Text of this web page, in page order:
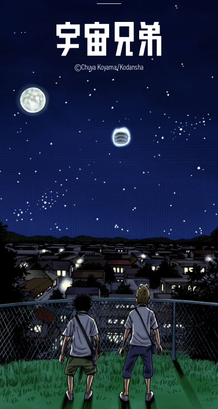
©Chuya Koyama/Kodansha